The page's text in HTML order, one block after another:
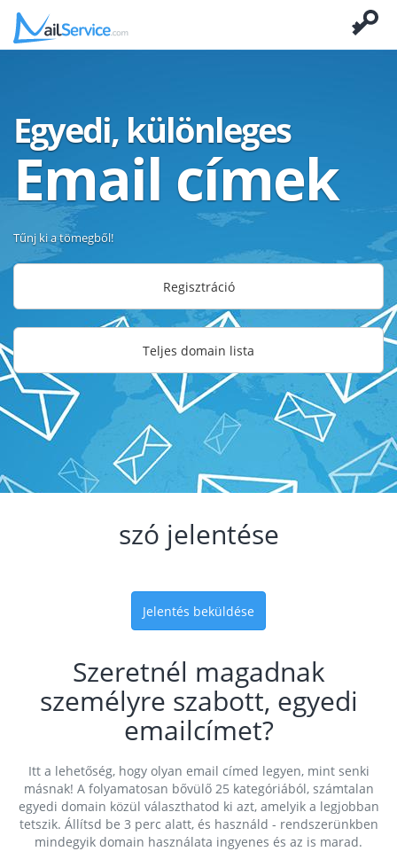
Egyedi, különleges
Email címek
Tűnj ki a tömegből!
Regisztráció
Teljes domain lista
szó jelentése
Jelentés beküldése
Szeretnél magadnak
személyre szabott, egyedi
emailcímet?
Itt a lehetőség, hogy olyan email címed legyen, mint senki
másnak! A folyamatosan bővülő 25 kategóriából, számtalan
egyedi domain közül választhatod ki azt, amelyik a legjobban
tetszik. Állítsd be 3 perc alatt, és használd - rendszerünkben
mindegyik domain használata ingyenes és az is marad.